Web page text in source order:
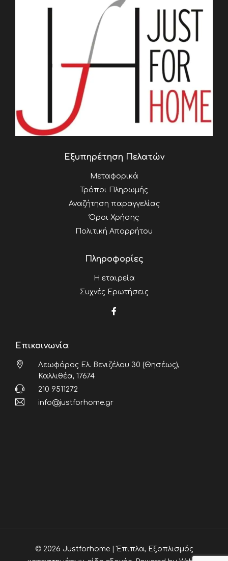
Εξυπηρέτηση Πελατών
Μεταφορικά
Τρόποι Πληρωμής
Αναζήτηση παραγγελίας
Όροι Χρήσης
Πολιτική Απορρήτου
Πληροφορίες
Η εταιρεία
Συχνές Ερωτήσεις
Επικοινωνία
Λεωφόρος Ελ. Βενιζέλου 30 (Θησέως),
Καλλιθέα, 17674
210 9511272
info@justforhome.gr
© 2026 Justforhome | Έπιπλα, Εξοπλισμός